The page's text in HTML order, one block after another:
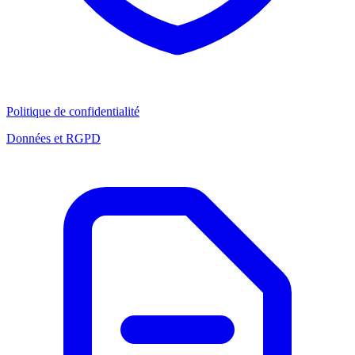
Politique de confidentialité
Données et RGPD